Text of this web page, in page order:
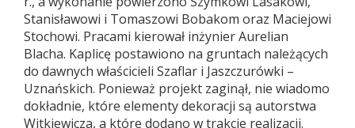
Stanisławowi i Tomaszowi Bobakom oraz Maciejowi
Stochowi. Pracami kierował inżynier Aurelian
Blacha. Kaplicę postawiono na gruntach należących
do dawnych właścicieli Szaflar i Jaszczurówki –
Uznańskich. Ponieważ projekt zaginął, nie wiadomo
dokładnie, które elementy dekoracji są autorstwa
Witkiewicza, a które dodano w trakcie realizacji.